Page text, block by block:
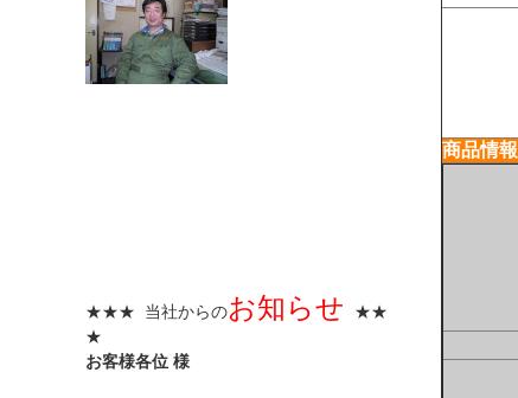
商品情報
★★★ 当社からのお知らせ
★★
★
お客様各位 様